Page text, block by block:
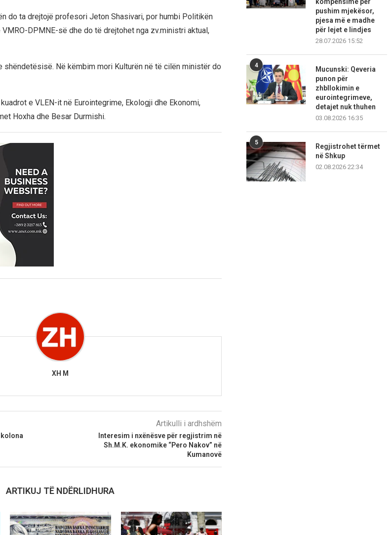
do ta drejtojë profesori Jeton Shasivari, por humbi Politikën
DPMNE-së dhe do të drejtohet nga zv.ministri aktual,
shëndetësisë. Në këmbim mori Kulturën në të cilën ministër do
e VLEN-it në Eurointegrime, Ekologji dhe Ekonomi,
Hoxha dhe Besar Durmishi.
XH M
Artikulli i ardhshëm
Interesim i nxënësve për regjistrim në
Sh.M.K. ekonomike “Pero Nakov” në
Kumanovë
ARTIKUJ TË NDËRLIDHURA
pushim mjekësor,
pjesa më e madhe
për lejet e lindjes
28.07.2026 15:52
4
Mucunski: Qeveria
punon për
zhbllokimin e
eurointegrimeve,
detajet nuk thuhen
03.08.2026 16:35
5
Regjistrohet tërmet
në Shkup
02.08.2026 22:34